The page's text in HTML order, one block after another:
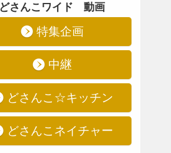
どさんこワイド 動画
特集企画
中継
どさんこ☆キッチン
どさんこネイチャー